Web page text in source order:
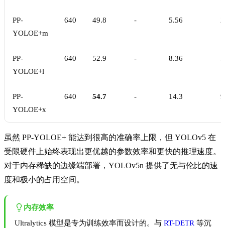
PP-
YOLOE+m
640 49.8 - 5.56
PP-
YOLOE+l
640 52.9 - 8.36
PP-
YOLOE+x
640 54.7 - 14.3
虽然 PP-YOLOE+ 能达到很高的准确率上限，但 YOLOv5 在
受限硬件上始终表现出更优越的参数效率和更快的推理速度。
对于内存稀缺的边缘端部署，YOLOv5n 提供了无与伦比的速
度和极小的占用空间。
内存效率
Ultralytics 模型是专为训练效率而设计的。与 RT-DETR 等沉